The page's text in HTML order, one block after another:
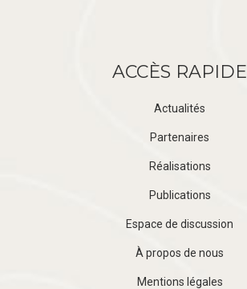
ACCÈS RAPIDE
Actualités
Partenaires
Réalisations
Publications
Espace de discussion
À propos de nous
Mentions légales